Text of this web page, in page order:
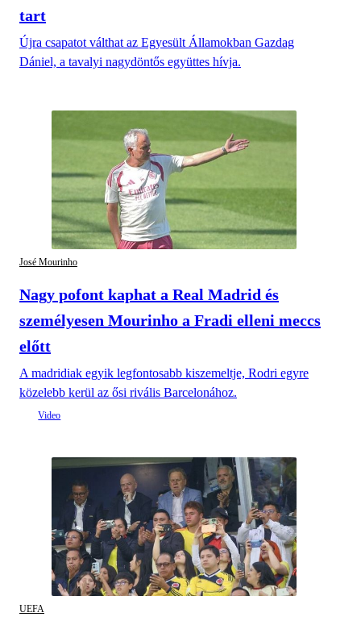
tart
Újra csapatot válthat az Egyesült Államokban Gazdag
Dániel, a tavalyi nagydöntős együttes hívja.
José Mourinho
Nagy pofont kaphat a Real Madrid és
személyesen Mourinho a Fradi elleni meccs
előtt
A madridiak egyik legfontosabb kiszemeltje, Rodri egyre
közelebb kerül az ősi rivális Barcelonához.
UEFA